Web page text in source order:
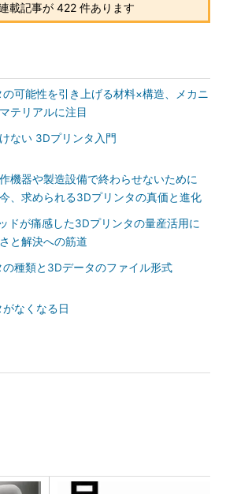
載記事が 422 件あります
可能性を引き上げる材料×構造、メカニ
テリアルに注目
ない 3Dプリンタ入門
作機器や製造設備で終わらせないために
、求められる3Dプリンタの真価と進化
ドが痛感した3Dプリンタの量産活用に
と解決への筋道
の種類と3Dデータのファイル形式
なくなる日